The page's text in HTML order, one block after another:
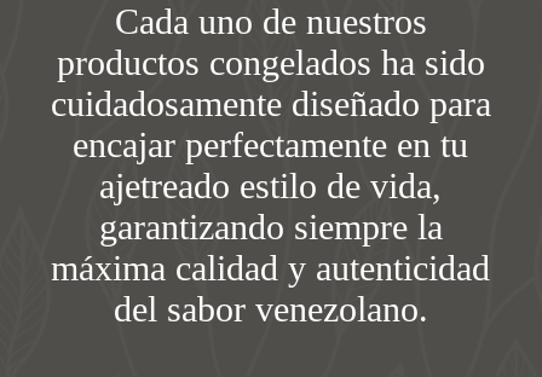
Cada uno de nuestros
productos congelados ha sido
cuidadosamente diseñado para
encajar perfectamente en tu
ajetreado estilo de vida,
garantizando siempre la
máxima calidad y autenticidad
del sabor venezolano.